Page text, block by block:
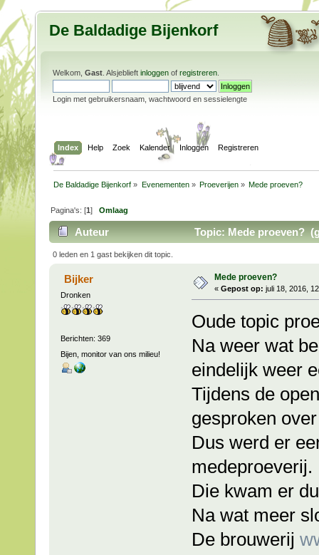
De Baldadige Bijenkorf
Welkom, Gast . Alsjeblieft inloggen of registreren
Login met gebruikersnaam, wachtwoord en sessielengte
Index Help Zoek Kalender Inloggen Registreren
De Baldadige Bijenkorf » Evenementen» Proeverijen» Mede proeven?
Pagina's: [1]Omlaag
Auteur Topic: Mede proeven?
0 leden en 1 gast bekijken dit topic.
Bijker
Dronken
Berichten: 369
Bijen, monitor van ons milieu!
Mede proeven?
« Gepost op: juli 18, 2016,
Oude topic
Na weer wat
eindelijk weer
Tijdens de
gesproken
Dus werd er
medeproeverij.
Die kwam er
Na wat meer
De brouwerij